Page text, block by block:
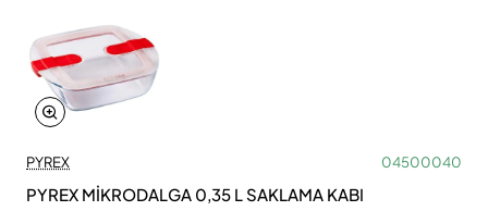
PYREX 04500040
PYREX MİKRODALGA 0,35 L SAKLAMA KABI